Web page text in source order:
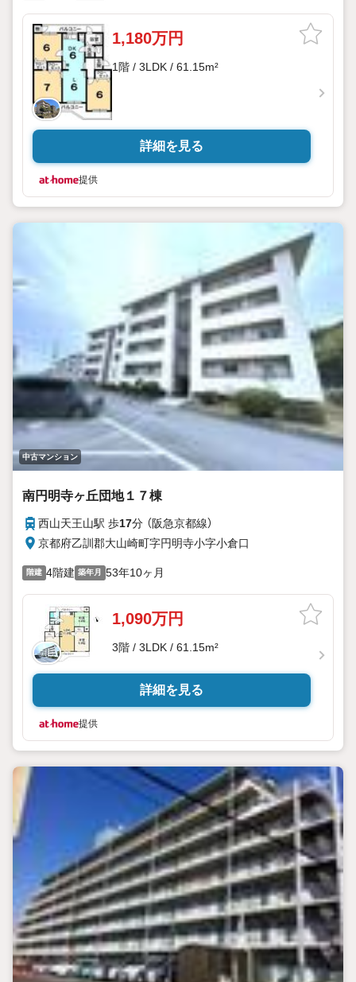
1,180万円
1階 / 3LDK / 61.15m²
詳細を見る
提供
中古マンション
南円明寺ヶ丘団地１７棟
西山天王山駅 歩17分 （阪急京都線）
京都府乙訓郡大山崎町字円明寺小字小倉口
階建 4階建 築年月 53年10ヶ月
1,090万円
3階 / 3LDK / 61.15m²
詳細を見る
提供